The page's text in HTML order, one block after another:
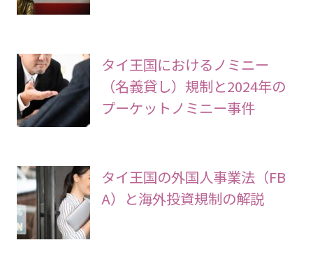
タイ王国におけるノミニー
（名義貸し）規制と2024年の
プーケットノミニー事件
タイ王国の外国人事業法（FB
A）と海外投資規制の解説